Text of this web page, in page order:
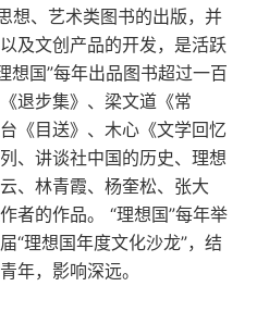
想、艺术类图书的出版，并
及文创产品的开发，是活跃
想国”每年出品图书超过一百
退步集》、梁文道《常
《目送》、木心《文学回忆
、讲谈社中国的历史、理想
、林青霞、杨奎松、张大
者的作品。 “理想国”每年举
“理想国年度文化沙龙”，结
年，影响深远。